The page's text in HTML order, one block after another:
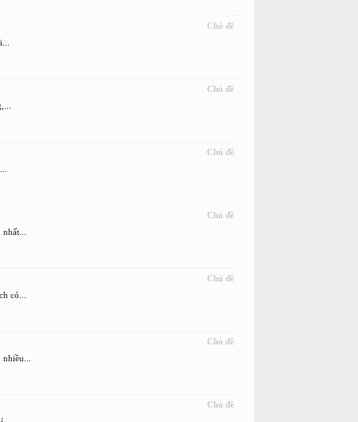
Chủ đề
Chủ đề
Chủ đề
Chủ đề
Chủ đề
có...
Chủ đề
Chủ đề